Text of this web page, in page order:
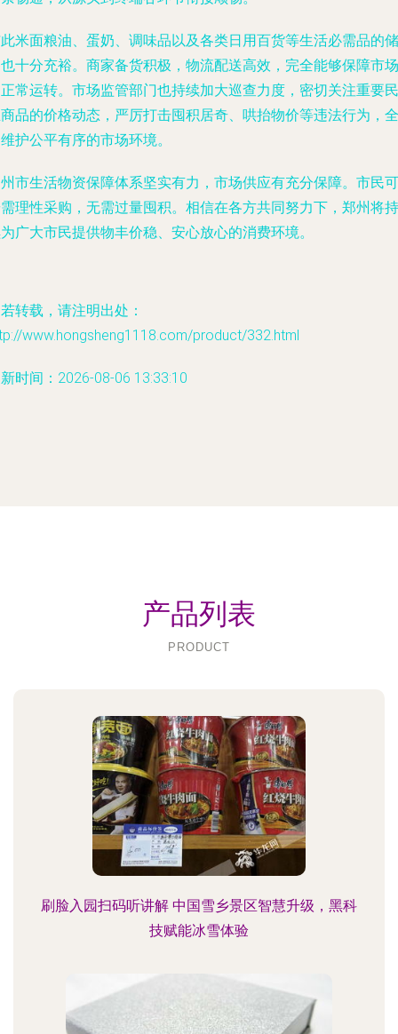
米面粮油、蛋奶、调味品以及各类日用百货等生活必需品的储
十分充裕。商家备货积极，物流配送高效，完全能够保障市场
常运转。市场监管部门也持续加大巡查力度，密切关注重要民
品的价格动态，严厉打击囤积居奇、哄抬物价等违法行为，全
护公平有序的市场环境。
市生活物资保障体系坚实有力，市场供应有充分保障。市民可
理性采购，无需过量囤积。相信在各方共同努力下，郑州将持
广大市民提供物丰价稳、安心放心的消费环境。
转载，请注明出处：
www.hongsheng1118.com/product/332.html
时间：2026-08-06 13:33:10
产品列表
PRODUCT
刷脸入园扫码听讲解 中国雪乡景区智慧升级，黑科
技赋能冰雪体验